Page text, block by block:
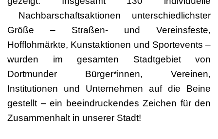
Nachbarschaftsaktionen unterschiedlichster
Größe – Straßen- und Vereinsfeste,
Hofflohmärkte, Kunstaktionen und Sportevents –
wurden im gesamten Stadtgebiet von
Dortmunder Bürger*innen, Vereinen,
Institutionen und Unternehmen auf die Beine
gestellt – ein beeindruckendes Zeichen für den
Zusammenhalt in unserer Stadt!